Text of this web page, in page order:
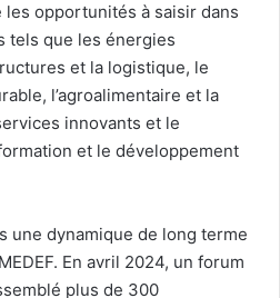
les opportunités à saisir dans
tels que les énergies
et la logistique, le
l’agroalimentaire et la
innovants et le
et le développement
une dynamique de long terme
En avril 2024, un forum
plus de 300